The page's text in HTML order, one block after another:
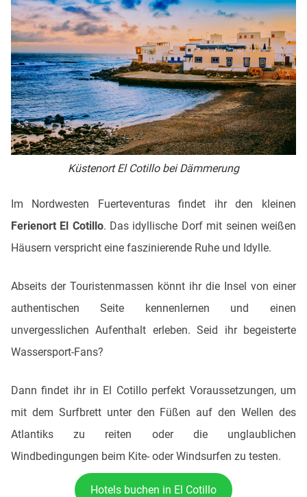
Küstenort El Cotillo bei Dämmerung
Im Nordwesten Fuerteventuras findet ihr den kleinen
Ferienort El Cotillo. Das idyllische Dorf mit seinen weißen
Häusern verspricht eine faszinierende Ruhe und Idylle.
Abseits der Touristenmassen könnt ihr die Insel von einer
authentischen Seite kennenlernen und einen
unvergesslichen Aufenthalt erleben. Seid ihr begeisterte
Wassersport-Fans?
Dann findet ihr in El Cotillo perfekt Voraussetzungen, um
mit dem Surfbrett unter den Füßen auf den Wellen des
Atlantiks zu reiten oder die unglaublichen
Windbedingungen beim Kite- oder Windsurfen zu testen.
Hotels buchen in El Cotillo